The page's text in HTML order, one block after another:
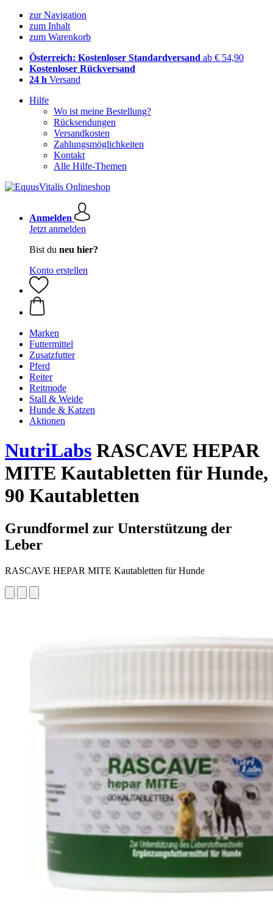
zur Navigation
zum Inhalt
zum Warenkorb
Österreich: Kostenloser Standardversand ab € 54,90
Kostenloser Rückversand
24 h Versand
Hilfe
Wo ist meine Bestellung?
Rücksendungen
Versandkosten
Zahlungsmöglichkeiten
Kontakt
Alle Hilfe-Themen
Anmelden
Jetzt anmelden
Bist du neu hier?
Konto erstellen
Marken
Futtermittel
Zusatzfutter
Pferd
Reiter
Reitmode
Stall & Weide
Hunde & Katzen
Aktionen
NutriLabs RASCAVE HEPAR
MITE Kautabletten für Hunde,
90 Kautabletten
Grundformel zur Unterstützung der
Leber
RASCAVE HEPAR MITE Kautabletten für Hunde